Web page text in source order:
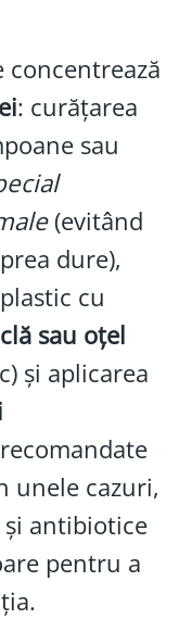
concentrează
: curățarea
sau
(evitând
dure),
cu
sau oțel
și aplicarea
unele cazuri,
antibiotice
pentru a